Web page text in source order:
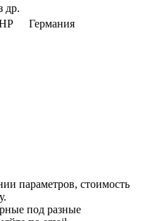
др.
Германия
параметров, стоимость
под разные